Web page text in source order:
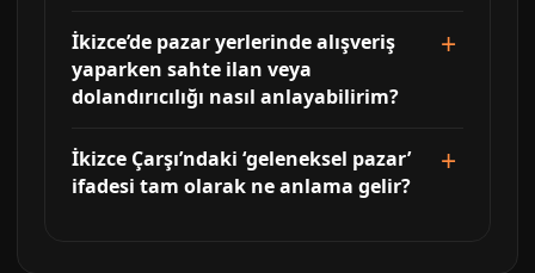
İkizce’de pazar yerlerinde alışveriş
yaparken sahte ilan veya
dolandırıcılığı nasıl anlayabilirim?
İkizce Çarşı’ndaki ‘geleneksel pazar’
ifadesi tam olarak ne anlama gelir?